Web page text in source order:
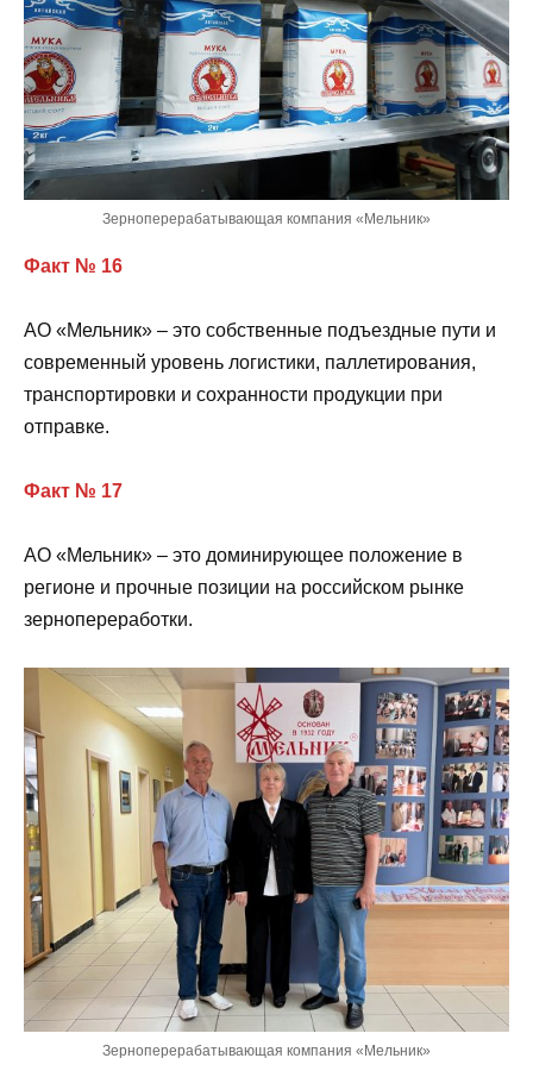
Зерноперерабатывающая компания «Мельник»
Факт № 16
АО «Мельник» – это собственные подъездные пути и
современный уровень логистики, паллетирования,
транспортировки и сохранности продукции при
отправке.
Факт № 17
АО «Мельник» – это доминирующее положение в
регионе и прочные позиции на российском рынке
зернопереработки.
Зерноперерабатывающая компания «Мельник»